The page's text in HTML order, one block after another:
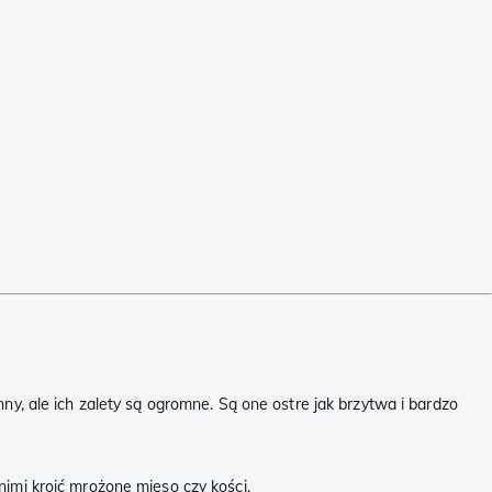
ale ich zalety są ogromne. Są one ostre jak brzytwa i bardzo
kroić mrożone mięso czy kości.